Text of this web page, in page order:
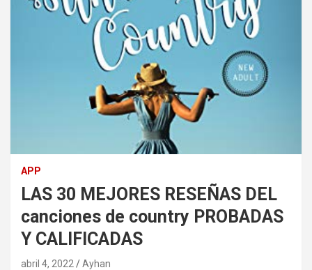
APP
LAS 30 MEJORES RESEÑAS DEL
canciones de country PROBADAS
Y CALIFICADAS
abril 4, 2022 Ayhan